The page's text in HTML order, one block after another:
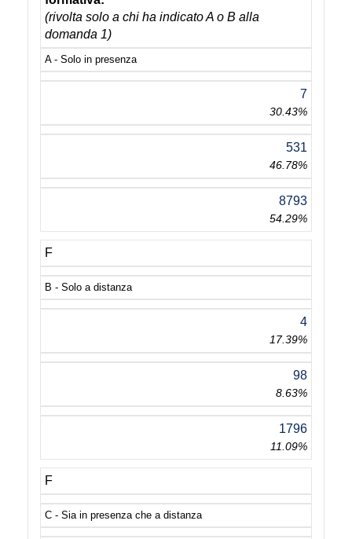
(rivolta solo a chi ha indicato A o B alla
domanda 1)
A - Solo in presenza
7
30.43%
531
46.78%
8793
54.29%
F
B - Solo a distanza
4
17.39%
98
8.63%
1796
11.09%
F
C - Sia in presenza che a distanza